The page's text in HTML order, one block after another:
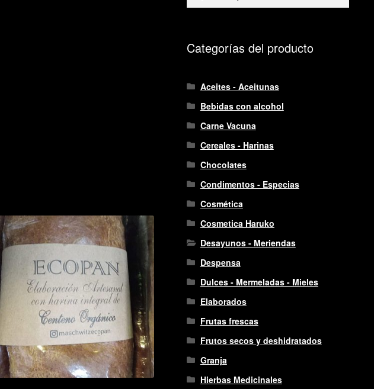
Categorías del producto
Aceites - Aceitunas
Bebidas con alcohol
Carne Vacuna
Cereales - Harinas
Chocolates
Condimentos - Especias
Cosmética
Cosmetica Haruko
Desayunos - Meriendas
Despensa
Dulces - Mermeladas - Mieles
Elaborados
Frutas frescas
Frutos secos y deshidratados
Granja
Hierbas Medicinales